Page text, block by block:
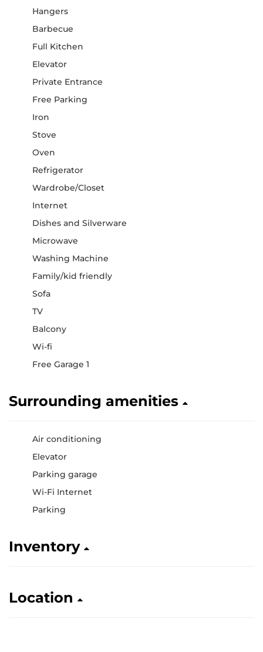
Hangers
Barbecue
Full Kitchen
Elevator
Private Entrance
Free Parking
Iron
Stove
Oven
Refrigerator
Wardrobe/Closet
Internet
Dishes and Silverware
Microwave
Washing Machine
Family/kid friendly
Sofa
TV
Balcony
Wi-fi
Free Garage 1
Surrounding amenities
Air conditioning
Elevator
Parking garage
Wi-Fi Internet
Parking
Inventory
Location